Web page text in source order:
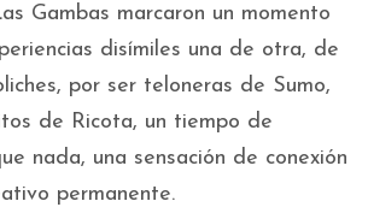
Gambas marcaron un momento
disímiles una de otra, de
por ser teloneras de Sumo,
de Ricota, un tiempo de
nada, una sensación de conexión
permanente.